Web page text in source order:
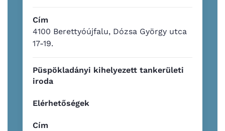
Cím
4100 Berettyóújfalu, Dózsa György utca
17-19.
Püspökladányi kihelyezett tankerületi
iroda
Elérhetőségek
Cím